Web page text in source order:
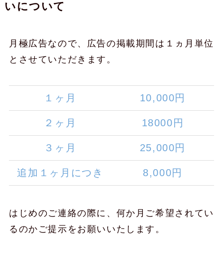
いについて
月極広告なので、広告の掲載期間は１ヵ月単位
とさせていただきます。
１ヶ月 10,000円
２ヶ月 18000円
３ヶ月 25,000円
追加１ヶ月につき 8,000円
はじめのご連絡の際に、何か月ご希望されてい
るのかご提示をお願いいたします。